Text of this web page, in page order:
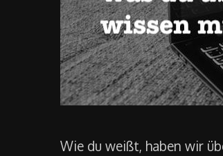
Wie du weißt, haben wir